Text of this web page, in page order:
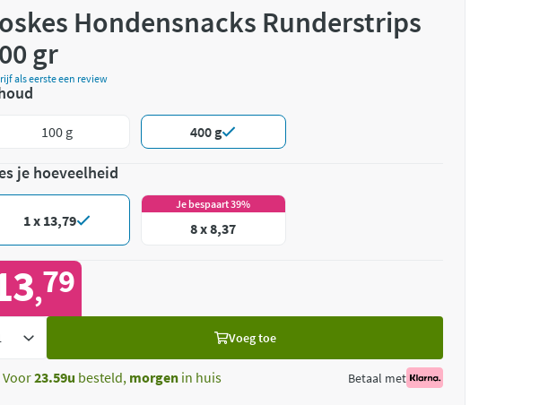
Hondensnacks Runderstrips
gr
als eerste een review
100 g 400 g
je hoeveelheid
1 x 13,79
Je bespaart 39%
8 x 8,37
,79
Voeg toe
Voor23.59u besteld, morgen in huis Betaal met